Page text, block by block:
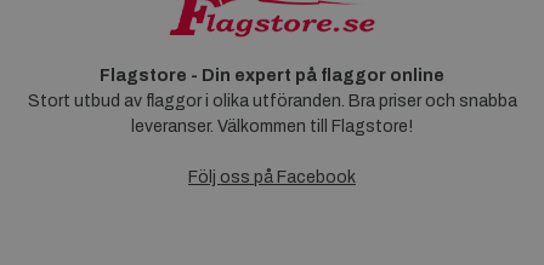
Flagstore - Din expert på flaggor online
Stort utbud av flaggor i olika utföranden. Bra priser och snabba
leveranser. Välkommen till Flagstore!
Följ oss på Facebook